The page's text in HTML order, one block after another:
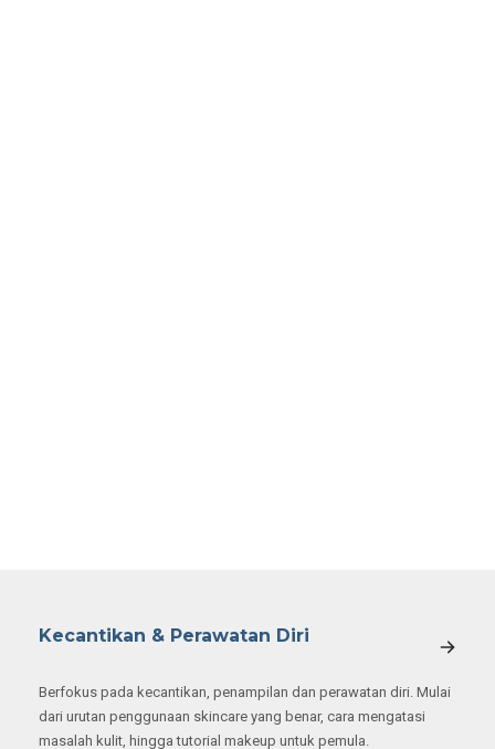
Kecantikan & Perawatan Diri
Berfokus pada kecantikan, penampilan dan perawatan diri. Mulai
dari urutan penggunaan skincare yang benar, cara mengatasi
masalah kulit, hingga tutorial makeup untuk pemula.